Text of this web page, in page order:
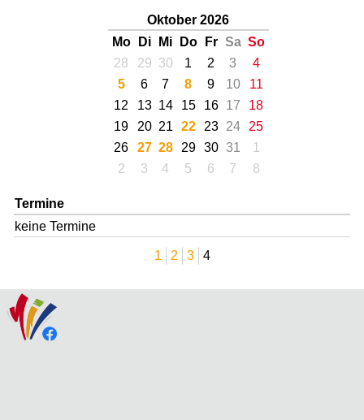
Oktober 2026
Mo
Di Mi Do Fr Sa So
28
29 30 1 2 3
4
5
6 7 8 9 10
11
12
13 14 15 16 17
18
19
20 21 22 23 24
25
26
27 28 29 30 31
1
2
3 4 5 6 7 8
Termine
keine Termine
1 2 3 4